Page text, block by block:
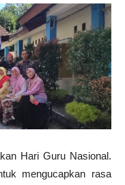
Hari Guru Nasional.
mengucapkan rasa